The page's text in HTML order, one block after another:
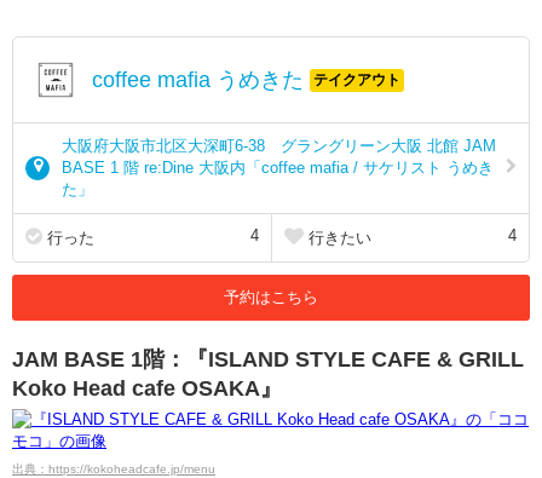
coffee mafia うめきた テイクアウト
大阪府大阪市北区大深町6-38 グラングリーン大阪 北館 JAM
BASE 1 階 re:Dine 大阪内「coffee mafia / サケリスト うめき
た」
行った 4 行きたい 4
予約はこちら
JAM BASE 1階：『ISLAND STYLE CAFE & GRILL
Koko Head cafe OSAKA』
出典：https://kokoheadcafe.jp/menu